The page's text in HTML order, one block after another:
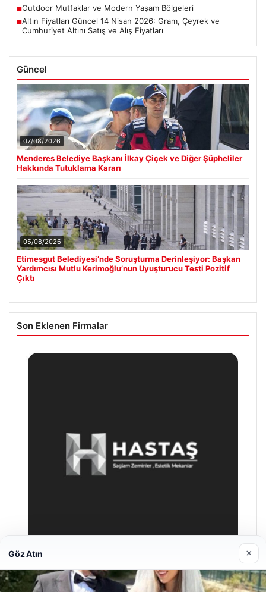
■Outdoor Mutfaklar ve Modern Yaşam Bölgeleri
■Altın Fiyatları Güncel 14 Nisan 2026: Gram, Çeyrek ve
Cumhuriyet Altını Satış ve Alış Fiyatları
Güncel
07/08/2026
Menderes Belediye Başkanı İlkay Çiçek ve Diğer Şüpheliler
Hakkında Tutuklama Kararı
05/08/2026
Etimesgut Belediyesi’nde Soruşturma Derinleşiyor: Başkan
Yardımcısı Mutlu Kerimoğlu’nun Uyuşturucu Testi Pozitif
Çıktı
Son Eklenen Firmalar
Prenses Night Club
Göz Atın ×